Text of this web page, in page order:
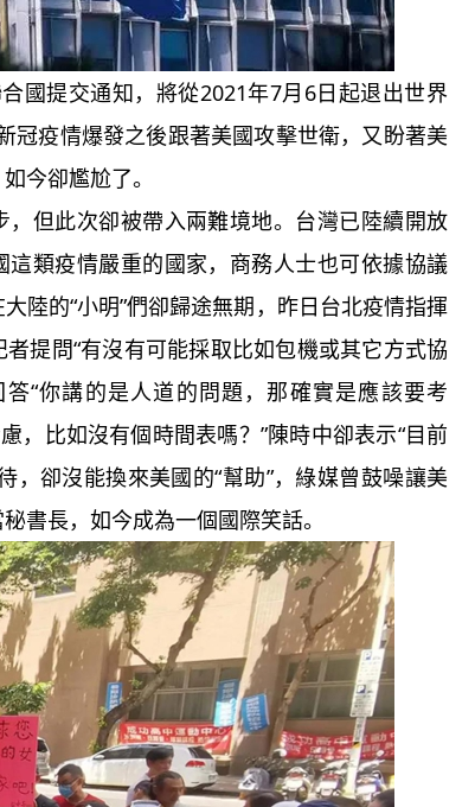
提交通知，將從2021年7月6日起退出世界
冠疫情爆發之後跟著美國攻擊世衛，又盼著美
今卻尷尬了。
但此次卻被帶入兩難境地。台灣已陸續開放
類疫情嚴重的國家，商務人士也可依據協議
陸的“小明”們卻歸途無期，昨日台北疫情指揮
提問“有沒有可能採取比如包機或其它方式協
“你講的是人道的問題，那確實是應該要考
，比如沒有個時間表嗎？”陳時中卻表示“目前
，卻沒能換來美國的“幫助”，綠媒曾鼓噪讓美
書長，如今成為一個國際笑話。